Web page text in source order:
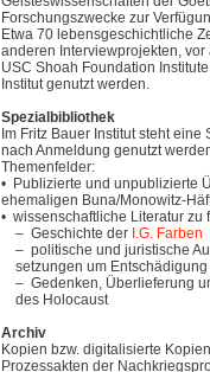
Forschungszwecke zur
Etwa 70 lebensgeschichtliche
anderen Interviewprojekten,
USC Shoah Foundation
Institut genutzt werden.
Spezialbibliothek
Im Fritz Bauer Institut steht
nach Anmeldung genutzt
Themenfelder:
• Publizierte und unpublizierte
ehemaligen Buna/Monowitz-
• wissenschaftliche Literatur zu
– Geschichte der I.G. Farben
– politische und juristische
setzungen um Entschädigung
– Gedenken, Überlieferung
des Holocaust
Archiv
Kopien bzw. digitalisierte
Prozessakten der